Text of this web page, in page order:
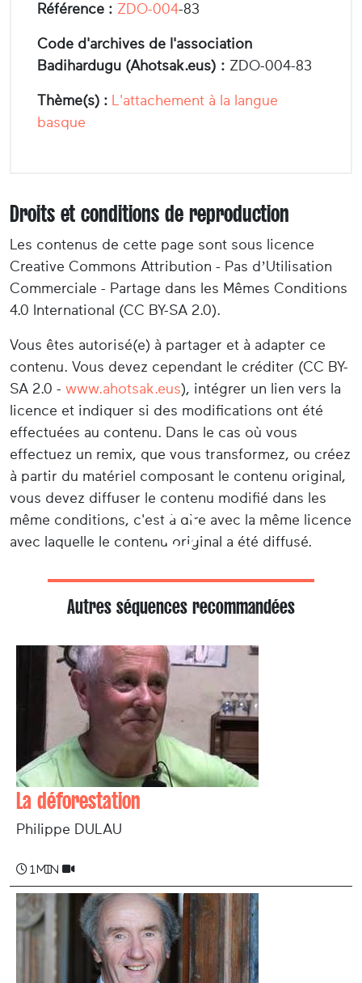
Référence : ZDO-004-83
Code d'archives de l'association
Badihardugu (Ahotsak.eus) : ZDO-004-83
Thème(s) : L'attachement à la langue
basque
Droits et conditions de reproduction
Les contenus de cette page sont sous licence
Creative Commons Attribution - Pas d’Utilisation
Commerciale - Partage dans les Mêmes Conditions
4.0 International (CC BY-SA 2.0).
Vous êtes autorisé(e) à partager et à adapter ce
contenu. Vous devez cependant le créditer (CC BY-
SA 2.0 - www.ahotsak.eus), intégrer un lien vers la
licence et indiquer si des modifications ont été
effectuées au contenu. Dans le cas où vous
effectuez un remix, que vous transformez, ou créez
à partir du matériel composant le contenu original,
vous devez diffuser le contenu modifié dans les
même conditions, c'est à dire avec la même licence
avec laquelle le contenu original a été diffusé.
Autres séquences recommandées
La déforestation
Philippe DULAU
1 min